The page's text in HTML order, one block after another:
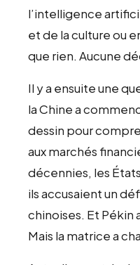
l’intelligence
et de la culture ou
que rien. Aucune
Il y a ensuite une
la Chine a
dessin pour
aux marchés
décennies, les
ils accusaient un
chinoises. Et Pékin
Mais la matrice a